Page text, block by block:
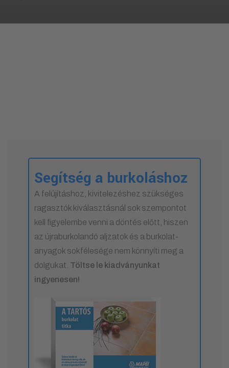
Segítség a burkoláshoz
A felújításhoz, kivitelezéshez szükséges
ragasztók kiválasztásnál sok szempontot
kell figyelembe venni a döntés előtt, hiszen
az újraburkolandó aljzatok és a burkolat-
anyagok sokfélesége nem könnyíti meg a
dolgukat. Töltse le kiadványunkat
ingyenesen!